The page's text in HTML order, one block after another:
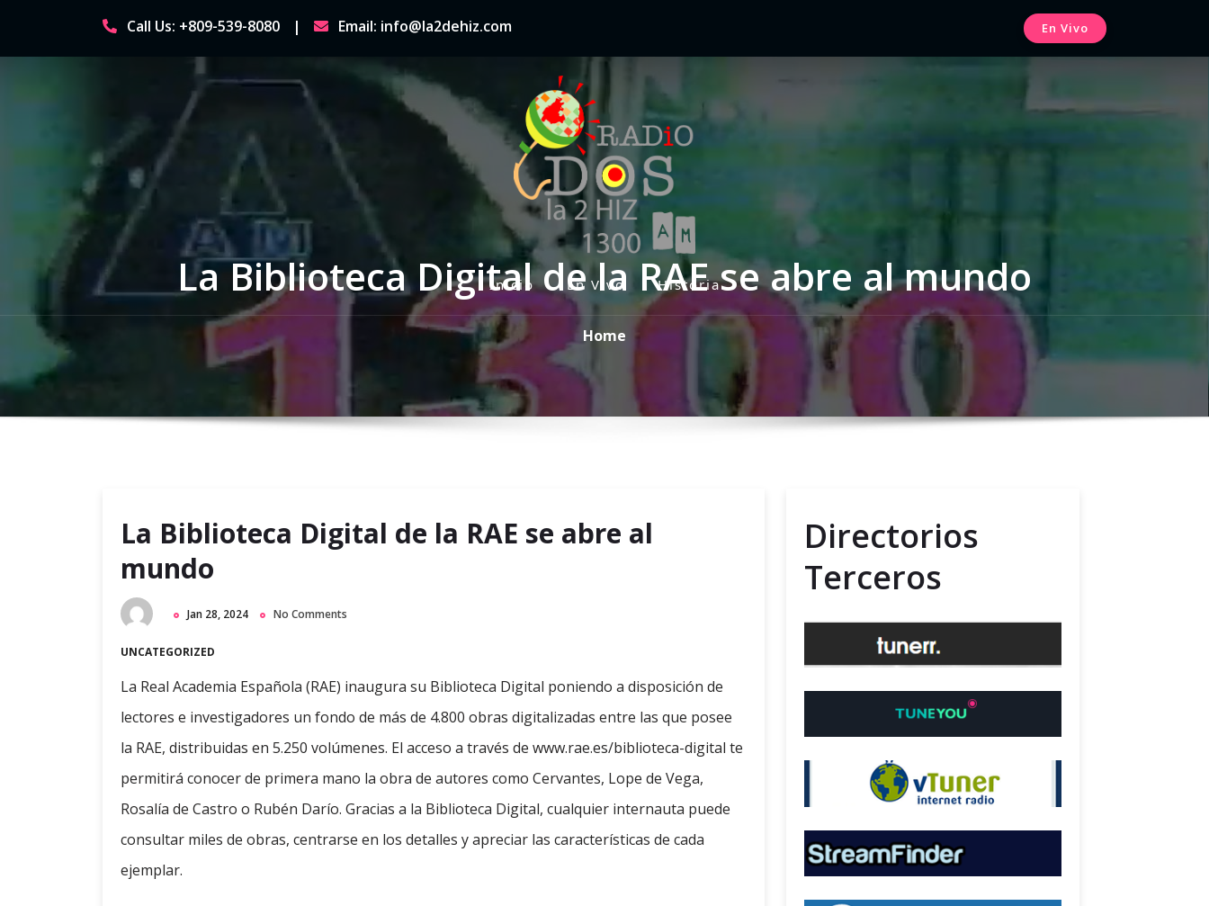
content
Call Us: +809-539-8080 Email: info@la2dehiz.com En Vivo
P
r
i
a
r
n
u
Inicio En Vivo Historia
La Biblioteca Digital de la RAE se abre al mundo
Home
La Biblioteca Digital de la RAE se abre al
mundo
Jan 28, 2024 No Comments
UNCATEGORIZED
La Real Academia Española (RAE) inaugura su Biblioteca Digital poniendo a disposición de
lectores e investigadores un fondo de más de 4.800 obras digitalizadas entre las que posee
la RAE, distribuidas en 5.250 volúmenes. El acceso a través de www.rae.es/biblioteca-digital te
permitirá conocer de primera mano la obra de autores como Cervantes, Lope de Vega,
Rosalía de Castro o Rubén Darío. Gracias a la Biblioteca Digital, cualquier internauta puede
consultar miles de obras, centrarse en los detalles y apreciar las características de cada
ejemplar.
Directorios
Terceros